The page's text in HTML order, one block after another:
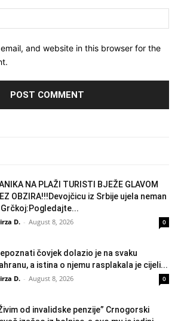
and website in this browser for the
NA PLAŽI TURISTI BJEŽE GLAVOM
OBZIRA!!!Devojčicu iz Srbije ujela neman
Grčkoj:Pogledajte...
D. - August 8, 2026 0
čovjek dolazio je na svaku
a istina o njemu rasplakala je cijeli...
D. - August 8, 2026 0
od invalidske penzije” Crnogorski